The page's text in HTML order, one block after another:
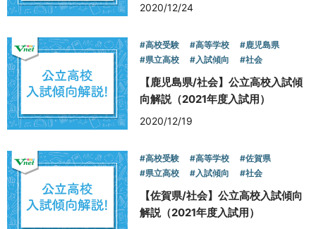
2020/12/24
#高校受験 #高等学校
#鹿児島県
#県立高校
#入試傾向 #社会
【鹿児島県/社会】公立高校入試傾
向解説（2021年度入試用）
2020/12/19
#高校受験 #高等学校
#佐賀県
#県立高校
#入試傾向 #社会
【佐賀県/社会】公立高校入試傾向
解説（2021年度入試用）